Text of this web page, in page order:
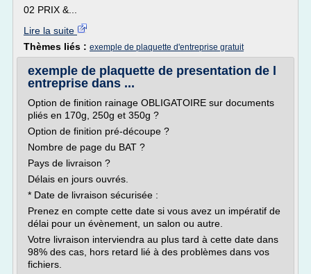
02 PRIX &...
Lire la suite
Thèmes liés : exemple de plaquette d'entreprise gratuit
exemple de plaquette de presentation de l
entreprise dans ...
Option de finition rainage OBLIGATOIRE sur documents
pliés en 170g, 250g et 350g ?
Option de finition pré-découpe ?
Nombre de page du BAT ?
Pays de livraison ?
Délais en jours ouvrés.
* Date de livraison sécurisée :
Prenez en compte cette date si vous avez un impératif de
délai pour un évènement, un salon ou autre.
Votre livraison interviendra au plus tard à cette date dans
98% des cas, hors retard lié à des problèmes dans vos
fichiers.